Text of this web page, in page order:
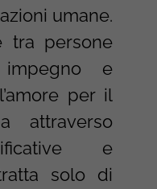
umane.
tra persone
e
per il
attraverso
e
solo di